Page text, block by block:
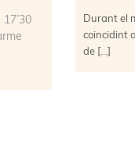
Durant el
coincidint
de […]